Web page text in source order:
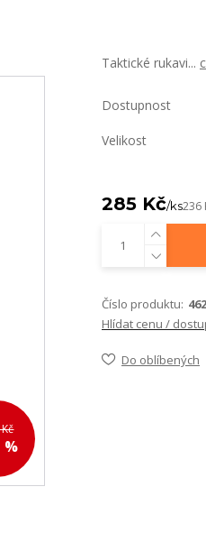
%
Taktické rukavi...
Dostupnost
Velikost
285 Kč/ks236
Číslo produktu:
Hlídat cenu /
Do oblíbených